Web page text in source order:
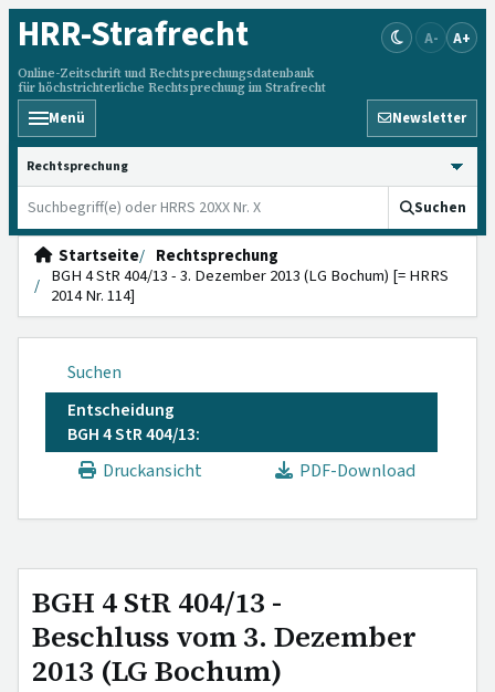
HRR-Strafrecht
Online-Zeitschrift und Rechtsprechungsdatenbank
für höchstrichterliche Rechtsprechung im Strafrecht
A- A+
Menü Newsletter
HRRS durchsuchen
Suchen
Startseite
Rechtsprechung
BGH 4 StR 404/13 - 3. Dezember 2013 (LG Bochum) [= HRRS
2014 Nr. 114]
Suchen
Entscheidung
BGH 4 StR 404/13:
Druckansicht
PDF-Download
BGH 4 StR 404/13 -
Beschluss vom 3. Dezember
2013 (LG Bochum)